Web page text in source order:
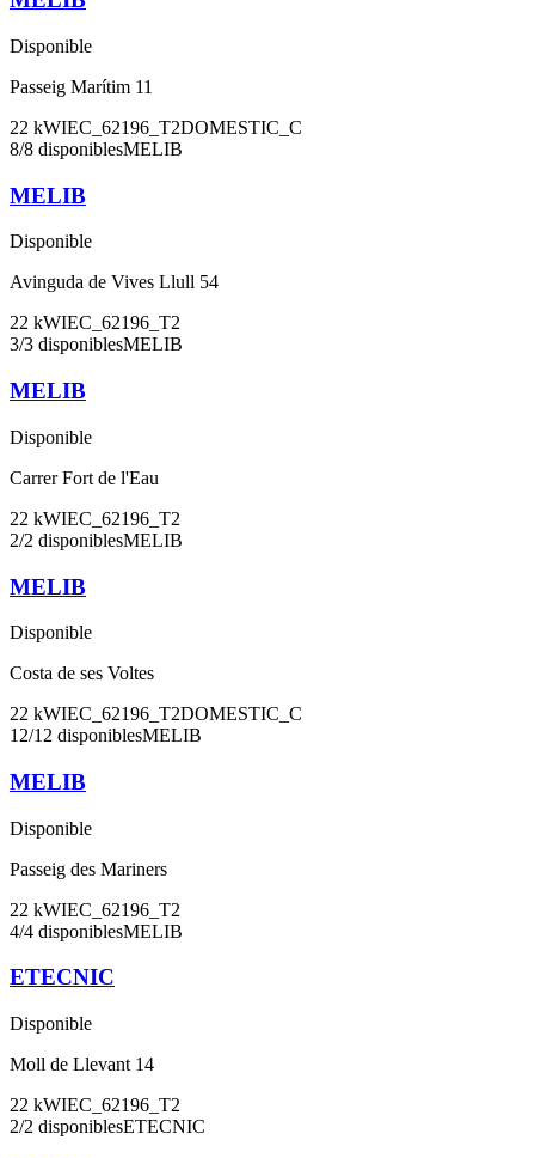
Disponible
Passeig Marítim 11
22 kWIEC_62196_T2DOMESTIC_C
8/8 disponiblesMELIB
MELIB
Disponible
Avinguda de Vives Llull 54
22 kWIEC_62196_T2
3/3 disponiblesMELIB
MELIB
Disponible
Carrer Fort de l'Eau
22 kWIEC_62196_T2
2/2 disponiblesMELIB
MELIB
Disponible
Costa de ses Voltes
22 kWIEC_62196_T2DOMESTIC_C
12/12 disponiblesMELIB
MELIB
Disponible
Passeig des Mariners
22 kWIEC_62196_T2
4/4 disponiblesMELIB
ETECNIC
Disponible
Moll de Llevant 14
22 kWIEC_62196_T2
2/2 disponiblesETECNIC